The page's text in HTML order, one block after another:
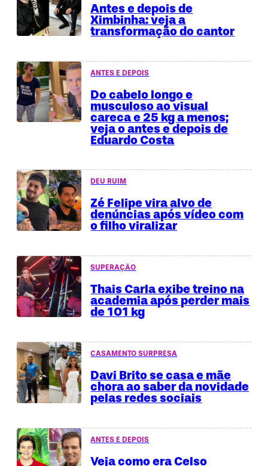
Antes e depois de
Ximbinha: veja a
transformação do cantor
ANTES E DEPOIS
Do cabelo longo e
musculoso ao visual
careca e 25 kg a menos;
veja o antes e depois de
Eduardo Costa
DEU RUIM
Zé Felipe vira alvo de
denúncias após vídeo com
o filho viralizar
SUPERAÇÃO
Thais Carla exibe treino na
academia após perder mais
de 101 kg
CASAMENTO SURPRESA
Davi Brito se casa e mãe
chora ao saber da novidade
pelas redes sociais
ANTES E DEPOIS
Veja como era Celso